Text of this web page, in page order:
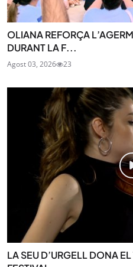
OLIANA REFORÇA
DURANT LA F...
Agost 03, 2026 23
LA SEU D’URGELL DONA